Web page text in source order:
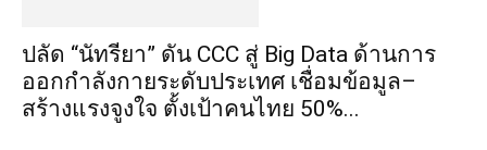
ปลัด “นัทรียา” ดัน CCC สู่ Big Data ด้านการ
ออกกำลังกายระดับประเทศ เชื่อมข้อมูล–
สร้างแรงจูงใจ ตั้งเป้าคนไทย 50%...